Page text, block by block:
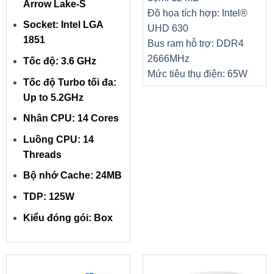
Arrow Lake-S
Socket: Intel LGA
1851
Tốc độ: 3.6 GHz
Tốc độ Turbo tối đa:
Up to 5.2GHz
Nhân CPU: 14 Cores
Luồng CPU: 14
Threads
Bộ nhớ Cache: 24MB
TDP: 125W
Kiểu đóng gói: Box
Đồ họa tích hợp: Intel®
UHD 630
Bus ram hỗ trợ: DDR4
2666MHz
Mức tiêu thụ điện: 65W